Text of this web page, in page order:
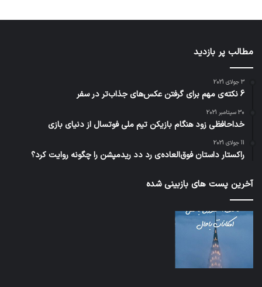
مطالب پر بازدید
3 جولای 2021
6 نکته‌ی مهم برای گرفتن عکس‌های جذاب‌تر در سفر
30 سپتامبر 2021
خداحافظی زود هنگام بازیکن تیم ملی فوتسال از دنیای بازی
11 جولای 2021
راکستار داستان فوق‌العاده‌ی رد دد ریدمپشن را چگونه روایت کرد؟
آخرین پست های بازبینی شده